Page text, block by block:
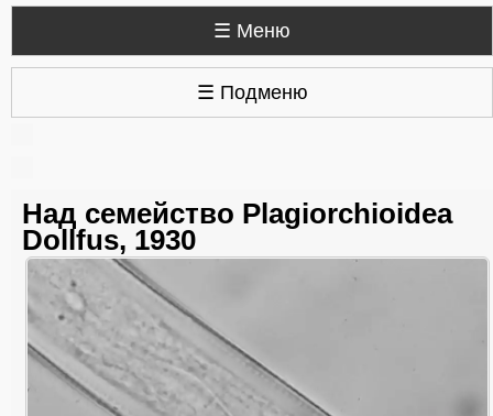
☰ Меню
☰ Подменю
Над семейство Plagiorchioidea
Dollfus, 1930